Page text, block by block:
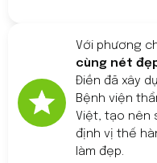
Với phương
cùng nét
Điền đã xây
Bệnh viện
Việt, tạo nên
định vị thế
làm đẹp.